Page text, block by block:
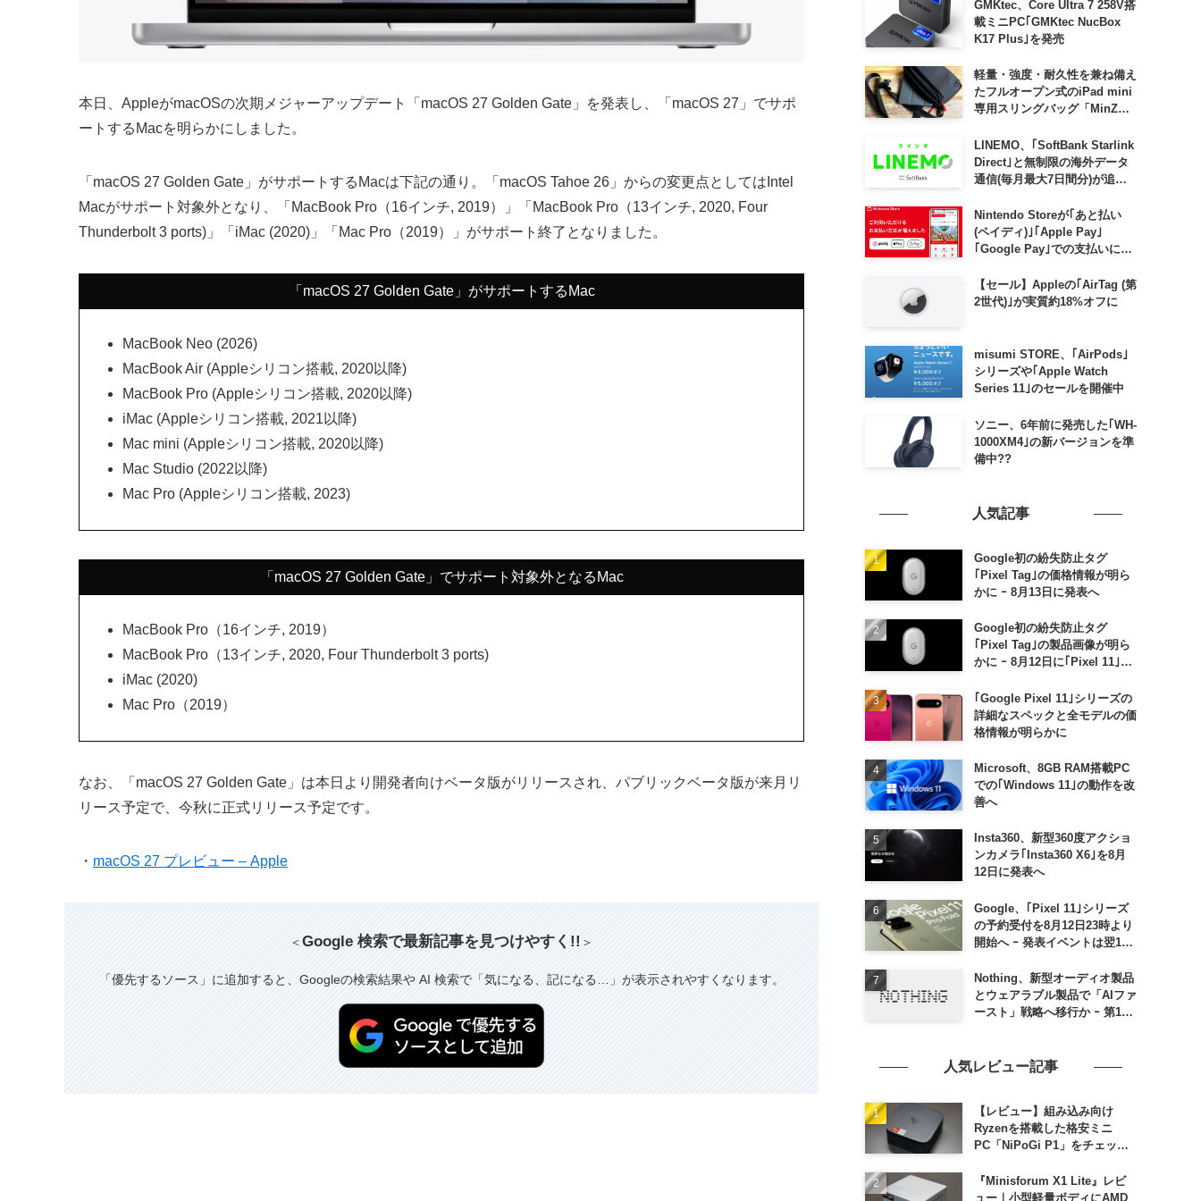
本日、AppleがmacOSの次期メジャーアップデート「macOS 27 Golden Gate」を発表し、「macOS 27」でサポ
ートするMacを明らかにしました。
「macOS 27 Golden Gate」がサポートするMacは下記の通り。「macOS Tahoe 26」からの変更点としてはIntel
Macがサポート対象外となり、「MacBook Pro（16インチ, 2019）」「MacBook Pro（13インチ, 2020, Four
Thunderbolt 3 ports)」「iMac (2020)」「Mac Pro（2019）」がサポート終了となりました。
「macOS 27 Golden Gate」がサポートするMac
MacBook Neo (2026)
MacBook Air (Appleシリコン搭載, 2020以降)
MacBook Pro (Appleシリコン搭載, 2020以降)
iMac (Appleシリコン搭載, 2021以降)
Mac mini (Appleシリコン搭載, 2020以降)
Mac Studio (2022以降)
Mac Pro (Appleシリコン搭載, 2023)
「macOS 27 Golden Gate」でサポート対象外となるMac
MacBook Pro（16インチ, 2019）
MacBook Pro（13インチ, 2020, Four Thunderbolt 3 ports)
iMac (2020)
Mac Pro（2019）
なお、「macOS 27 Golden Gate」は本日より開発者向けベータ版がリリースされ、パブリックベータ版が来月リ
リース予定で、今秋に正式リリース予定です。
・ macOS 27 プレビュー – Apple
＜Google 検索で最新記事を見つけやすく!! ＞
「優先するソース」に追加すると、Googleの検索結果や AI 検索で「気になる、記になる…」が表示されやすくなります。
GMKtec、Core Ultra 7 258V搭
載ミニPC｢GMKtec NucBox
K17 Plus｣を発売
軽量・強度・耐久性を兼ね備え
たフルオープン式のiPad mini
専用スリングバッグ「MinZ
発売
LINEMO、｢SoftBank Starlink
Direct｣と無制限の海外データ
通信(毎月最大7日間分)が追加
Nintendo Storeが｢あと払い
(ペイディ)｣｢Apple Pay｣
｢Google Pay｣での支払いに対
【セール】Appleの｢AirTag (第
2世代)｣が実質約18%オフに
misumi STORE、｢AirPods｣
シリーズや｢Apple Watch
Series 11｣のセールを開催中
ソニー、6年前に発売した｢WH-
1000XM4｣の新バージョンを準
備中??
人気記事
Google初の紛失防止タグ
｢Pixel Tag｣の価格情報が明ら
かに ｰ 8月13日に発表へ
Google初の紛失防止タグ
｢Pixel Tag｣の製品画像が明ら
かに ｰ 8月12日に｢Pixel 11｣な
｢Google Pixel 11｣シリーズの
詳細なスペックと全モデルの価
格情報が明らかに
Microsoft、8GB RAM搭載PC
での｢Windows 11｣の動作を改
善へ
Insta360、新型360度アクショ
ンカメラ｢Insta360 X6｣を8月
12日に発表へ
Google、｢Pixel 11｣シリーズ
の予約受付を8月12日23時より
開始へ ｰ 発表イベントは翌13
Nothing、新型オーディオ製品
とウェアラブル製品で「AIファ
ースト」戦略へ移行か ｰ 第1弾
人気レビュー記事
【レビュー】組み込み向け
Ryzenを搭載した格安ミニ
PC「NiPoGi P1」をチェック
高性能
『Minisforum X1 Lite』レビ
ュー｜小型軽量ボディにAMD